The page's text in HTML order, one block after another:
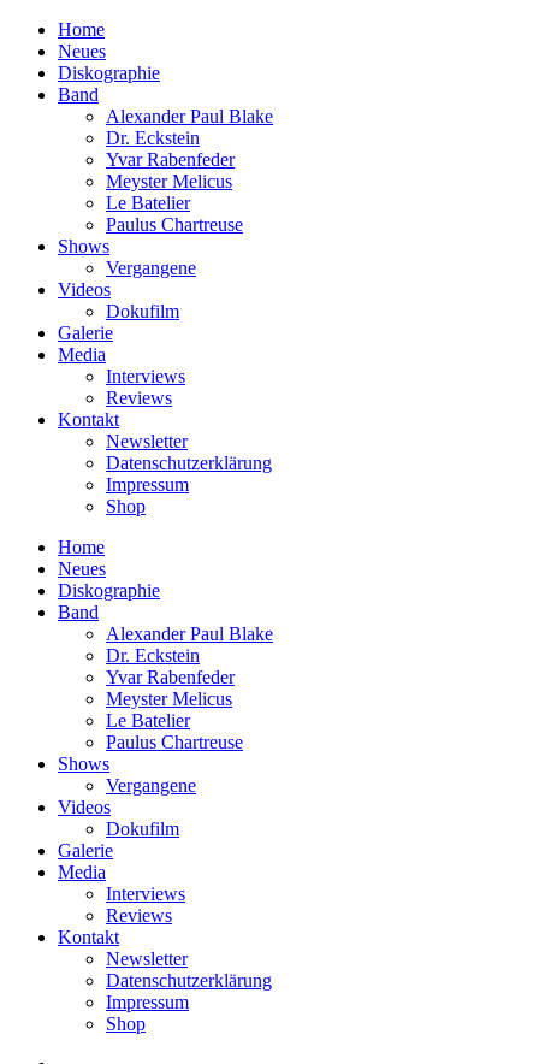
Home
Neues
Diskographie
Band
Alexander Paul Blake
Dr. Eckstein
Yvar Rabenfeder
Meyster Melicus
Le Batelier
Paulus Chartreuse
Shows
Vergangene
Videos
Dokufilm
Galerie
Media
Interviews
Reviews
Kontakt
Newsletter
Datenschutzerklärung
Impressum
Shop
Home
Neues
Diskographie
Band
Alexander Paul Blake
Dr. Eckstein
Yvar Rabenfeder
Meyster Melicus
Le Batelier
Paulus Chartreuse
Shows
Vergangene
Videos
Dokufilm
Galerie
Media
Interviews
Reviews
Kontakt
Newsletter
Datenschutzerklärung
Impressum
Shop